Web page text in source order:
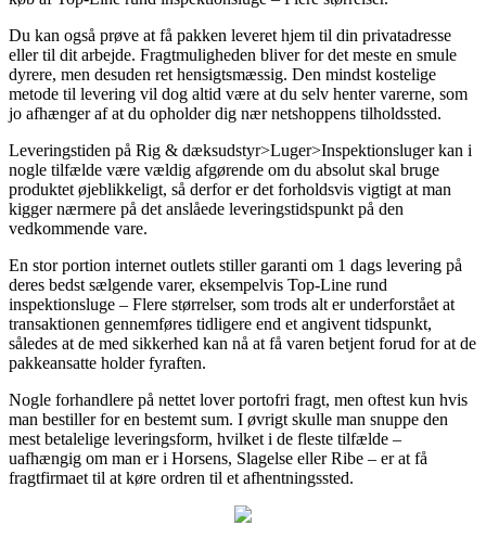
Du kan også prøve at få pakken leveret hjem til din privatadresse
eller til dit arbejde. Fragtmuligheden bliver for det meste en smule
dyrere, men desuden ret hensigtsmæssig. Den mindst kostelige
metode til levering vil dog altid være at du selv henter varerne, som
jo afhænger af at du opholder dig nær netshoppens tilholdssted.
Leveringstiden på Rig & dæksudstyr>Luger>Inspektionsluger kan i
nogle tilfælde være vældig afgørende om du absolut skal bruge
produktet øjeblikkeligt, så derfor er det forholdsvis vigtigt at man
kigger nærmere på det anslåede leveringstidspunkt på den
vedkommende vare.
En stor portion internet outlets stiller garanti om 1 dags levering på
deres bedst sælgende varer, eksempelvis Top-Line rund
inspektionsluge – Flere størrelser, som trods alt er underforstået at
transaktionen gennemføres tidligere end et angivent tidspunkt,
således at de med sikkerhed kan nå at få varen betjent forud for at de
pakkeansatte holder fyraften.
Nogle forhandlere på nettet lover portofri fragt, men oftest kun hvis
man bestiller for en bestemt sum. I øvrigt skulle man snuppe den
mest betalelige leveringsform, hvilket i de fleste tilfælde –
uafhængig om man er i Horsens, Slagelse eller Ribe – er at få
fragtfirmaet til at køre ordren til et afhentningssted.